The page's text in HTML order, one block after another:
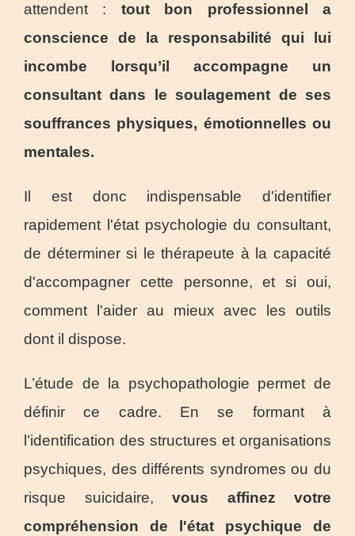
attendent : tout bon professionnel a
conscience de la responsabilité qui lui
incombe lorsqu’il accompagne un
consultant dans le soulagement de ses
souffrances physiques, émotionnelles ou
mentales.
Il est donc indispensable d'identifier
rapidement l'état psychologie du consultant,
de déterminer si le thérapeute à la capacité
d'accompagner cette personne, et si oui,
comment l'aider au mieux avec les outils
dont il dispose.
L’étude de la psychopathologie permet de
définir ce cadre. En se formant à
l’identification des structures et organisations
psychiques, des différents syndromes ou du
risque suicidaire, vous affinez votre
compréhension de l'état psychique de